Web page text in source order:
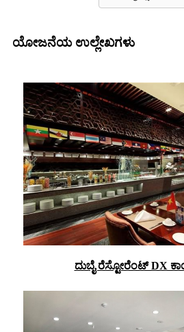
ಯೋಜನೆಯ ಉಲ್ಲೇಖಗಳು
ದುಬೈ ರೆಸ್ಟೋರೆಂಟ್ DX